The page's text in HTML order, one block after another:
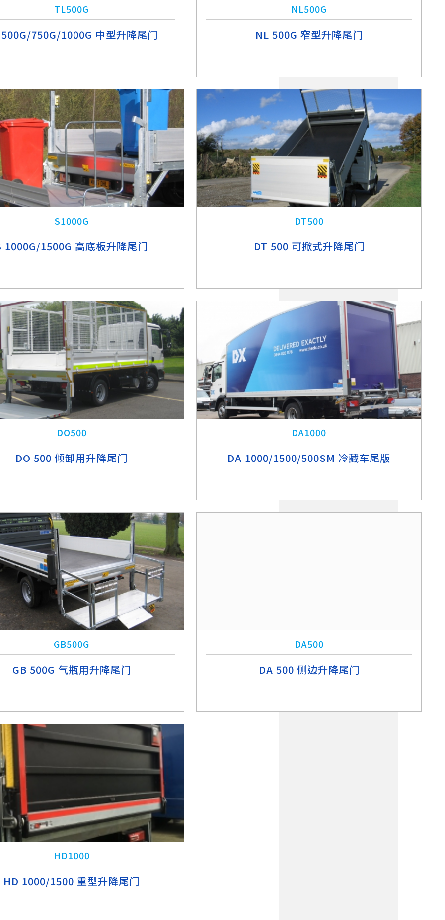
TL500G
750G/1000G 中型升降尾门
NL500G
NL 500G 窄型升降尾门
S1000G
1000G/1500G 高底板升降尾门
DT500
DT 500 可掀式升降尾门
DO500
DO 500 倾卸用升降尾门
DA1000
DA 1000/1500/500SM 冷藏车尾版
GB500G
GB 500G 气瓶用升降尾门
DA500
DA 500 侧边升降尾门
HD1000
HD 1000/1500 重型升降尾门